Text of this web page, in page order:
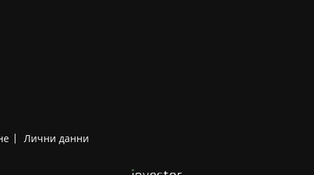
Лични данни